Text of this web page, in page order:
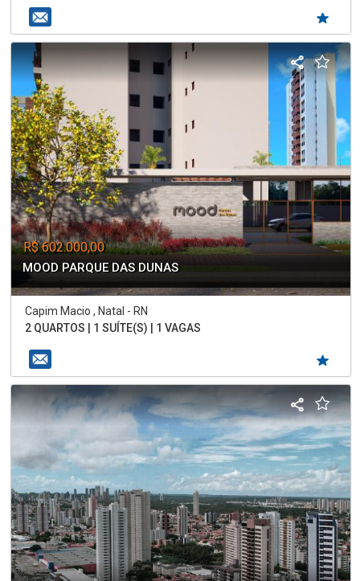
R$ 602.000,00
MOOD PARQUE DAS DUNAS
Capim Macio , Natal - RN
2 QUARTOS | 1 SUÍTE(S) | 1 VAGAS